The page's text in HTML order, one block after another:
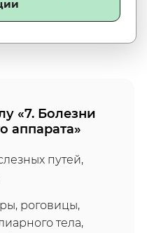
«7. Болезни
аппарата»
путей,
роговицы,
тела,